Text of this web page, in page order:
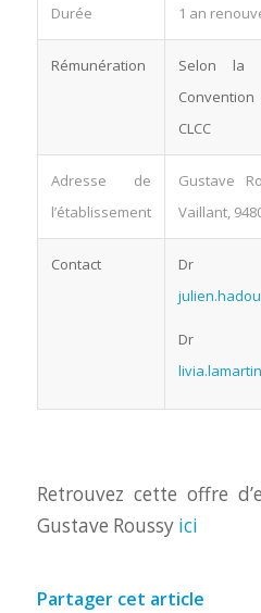
Durée 1 an
Rémunération
Selon la
CLCC
Adresse de
l’établissement
Gustave
Vaillant,
Contact
Dr
Dr
Retrouvez cette offre
Gustave Roussy ici
Partager cet article